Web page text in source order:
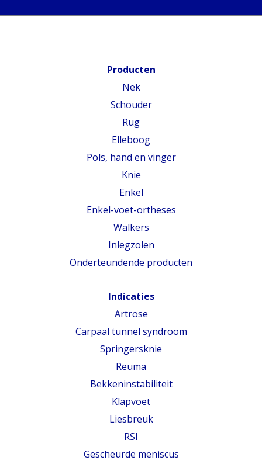
Producten
Nek
Schouder
Rug
Elleboog
Pols, hand en vinger
Knie
Enkel
Enkel-voet-ortheses
Walkers
Inlegzolen
Onderteundende producten
Indicaties
Artrose
Carpaal tunnel syndroom
Springersknie
Reuma
Bekkeninstabiliteit
Klapvoet
Liesbreuk
RSI
Gescheurde meniscus